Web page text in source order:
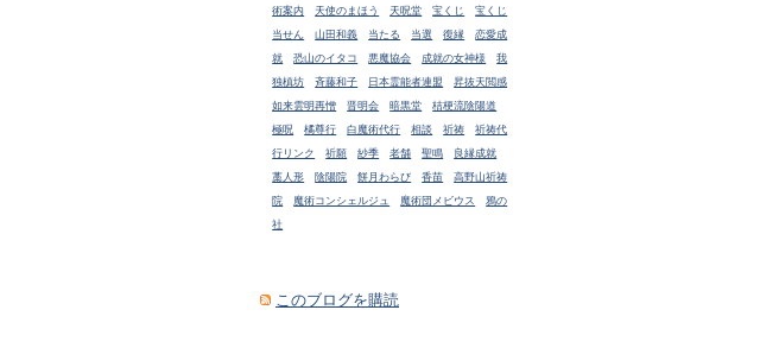
術案内
天使のまほう 天呪堂 宝くじ
宝くじ
当せん
山田和義 当たる 当選 復縁
恋愛成
就
恐山のイタコ 悪魔協会 成就の女神様
我
独槙坊
斉藤和子 日本霊能者連盟
昇抜天閲感
如来雲明再憎
晋明会 暗黒堂
桔梗流陰陽道
極呪
橘尊行 白魔術代行 相談 祈祷
祈祷代
行リンク
祈願 紗季 老舗 聖鳴
良縁成就
藁人形
陰陽院 餅月わらび 香苗
高野山祈祷
院
魔術コンシェルジュ 魔術団メビウス
鴉の
社
このブログを購読